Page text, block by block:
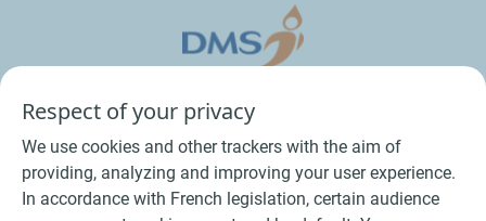
Respect of your privacy
We use cookies and other trackers with the aim of
providing, analyzing and improving your user experience.
In accordance with French legislation, certain audience